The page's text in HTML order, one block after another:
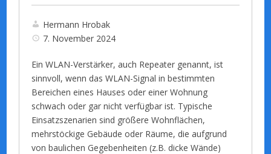
Hermann Hrobak
7. November 2024
Ein WLAN-Verstärker, auch Repeater genannt, ist
sinnvoll, wenn das WLAN-Signal in bestimmten
Bereichen eines Hauses oder einer Wohnung
schwach oder gar nicht verfügbar ist. Typische
Einsatzszenarien sind größere Wohnflächen,
mehrstöckige Gebäude oder Räume, die aufgrund
von baulichen Gegebenheiten (z.B. dicke Wände)